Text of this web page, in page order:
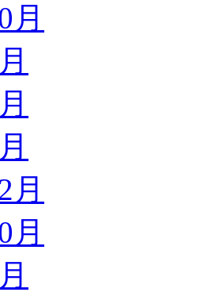
月
月
月